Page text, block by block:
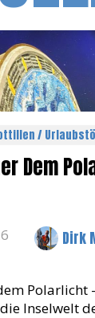
/
Dem
Dirk
Polarlicht
Inselwelt